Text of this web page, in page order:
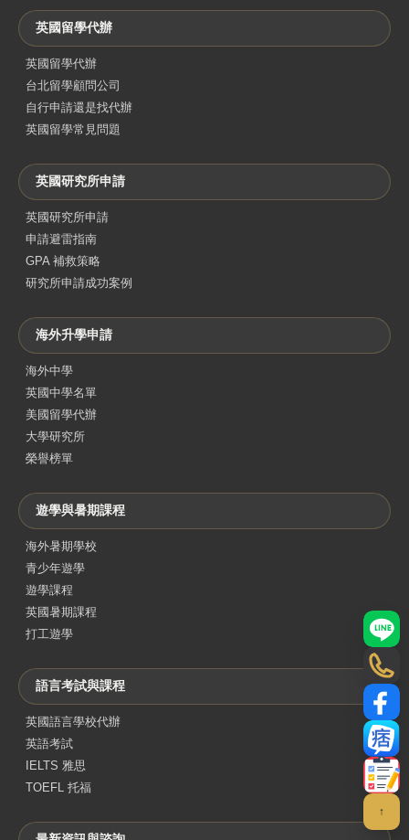
英國留學代辦
英國留學代辦
台北留學顧問公司
自行申請還是找代辦
英國留學常見問題
英國研究所申請
英國研究所申請
申請避雷指南
GPA 補救策略
研究所申請成功案例
海外升學申請
海外中學
英國中學名單
美國留學代辦
大學研究所
榮譽榜單
遊學與暑期課程
海外暑期學校
青少年遊學
遊學課程
英國暑期課程
打工遊學
語言考試與課程
英國語言學校代辦
英語考試
IELTS 雅思
TOEFL 托福
LINE
電話
部落
聯絡
↑